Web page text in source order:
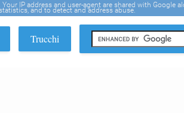
Trucchi
IP address and user-agent are shared with Google
and to detect and address abuse.